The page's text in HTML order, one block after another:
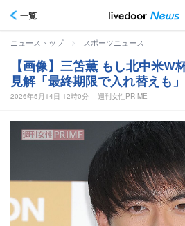
一覧
ニューストップ > スポーツニュース
【画像】三笘薫 もし北中米
見解「最終期限で入れ替えも」
2026年5月14日 12時0分 週刊女性PRIME